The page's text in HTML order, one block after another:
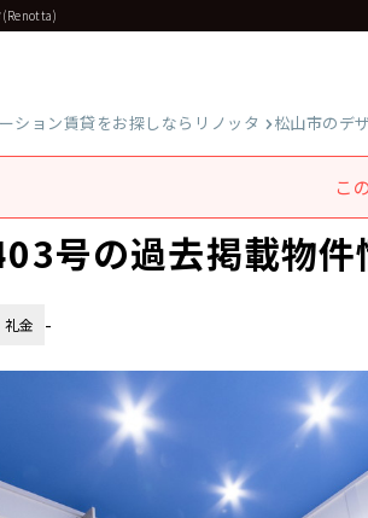
ション賃貸をお探しならリノッタ 松山市のデ
こ
号の過去掲載物件
礼金 -